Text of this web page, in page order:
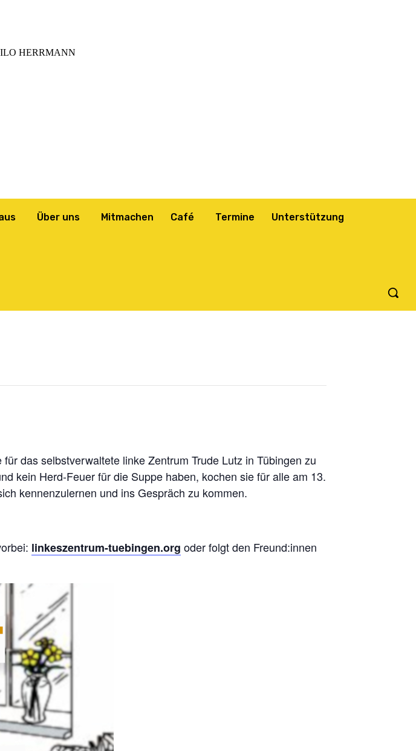
Über uns Mitmachen Café Termine Unterstützung
das selbstverwaltete linke Zentrum Trude Lutz in Tübingen zu
kein Herd-Feuer für die Suppe haben, kochen sie für alle am 13.
kennenzulernen und ins Gespräch zu kommen.
linkeszentrum-tuebingen.org oder folgt den Freund:innen